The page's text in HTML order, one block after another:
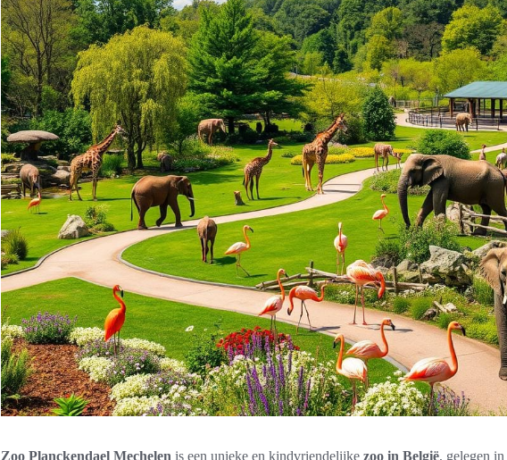
Zoo Planckendael Mechelen is een unieke en kindvriendelijke zoo in België, gelegen